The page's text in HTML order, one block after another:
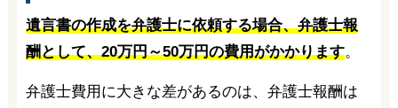
遺言書の作成を弁護士に依頼する場合、弁護士報
酬として、20万円～50万円の費用がかかります。
弁護士費用に大きな差があるのは、弁護士報酬は